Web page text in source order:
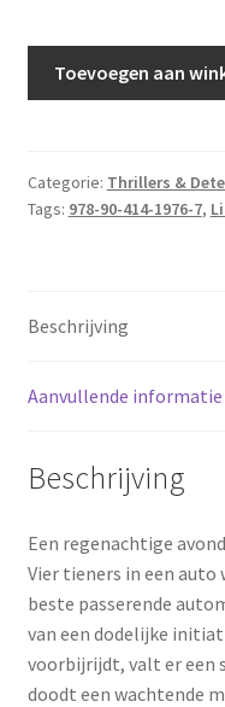
het
duister
Toevoegen aan
Categorie: Thrillers &
Tags: 978-90-414-1976-7,
Beschrijving
Aanvullende informatie
Beschrijving
Een regenachtige
Vier tieners in een auto
beste passerende
van een dodelijke
voorbijrijdt, valt er een
doodt een wachtende